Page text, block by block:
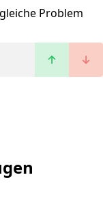
Problem